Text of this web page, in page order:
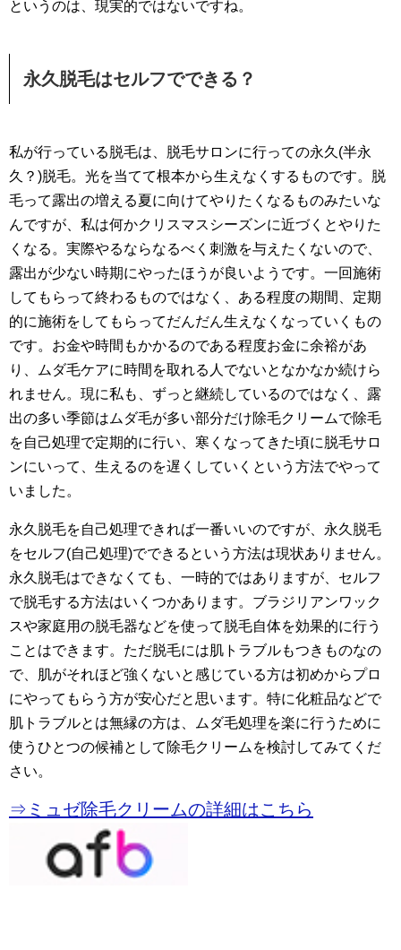
というのは、現実的ではないですね。
永久脱毛はセルフでできる？
私が行っている脱毛は、脱毛サロンに行っての永久(半永
久？)脱毛。光を当てて根本から生えなくするものです。脱
毛って露出の増える夏に向けてやりたくなるものみたいな
んですが、私は何かクリスマスシーズンに近づくとやりた
くなる。実際やるならなるべく刺激を与えたくないので、
露出が少ない時期にやったほうが良いようです。一回施術
してもらって終わるものではなく、ある程度の期間、定期
的に施術をしてもらってだんだん生えなくなっていくもの
です。お金や時間もかかるのである程度お金に余裕があ
り、ムダ毛ケアに時間を取れる人でないとなかなか続けら
れません。現に私も、ずっと継続しているのではなく、露
出の多い季節はムダ毛が多い部分だけ除毛クリームで除毛
を自己処理で定期的に行い、寒くなってきた頃に脱毛サロ
ンにいって、生えるのを遅くしていくという方法でやって
いました。
永久脱毛を自己処理できれば一番いいのですが、永久脱毛
をセルフ(自己処理)でできるという方法は現状ありません。
永久脱毛はできなくても、一時的ではありますが、セルフ
で脱毛する方法はいくつかあります。ブラジリアンワック
スや家庭用の脱毛器などを使って脱毛自体を効果的に行う
ことはできます。ただ脱毛には肌トラブルもつきものなの
で、肌がそれほど強くないと感じている方は初めからプロ
にやってもらう方が安心だと思います。特に化粧品などで
肌トラブルとは無縁の方は、ムダ毛処理を楽に行うために
使うひとつの候補として除毛クリームを検討してみてくだ
さい。
⇒ミュゼ除毛クリームの詳細はこちら